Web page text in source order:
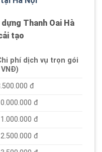
Thanh Oai Hà
tạo
phí dịch vụ trọn gói
VNĐ)
đ
đ
đ
đ